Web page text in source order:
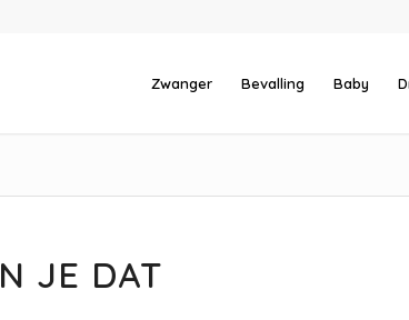
Zwanger Bevalling Baby
JE DAT